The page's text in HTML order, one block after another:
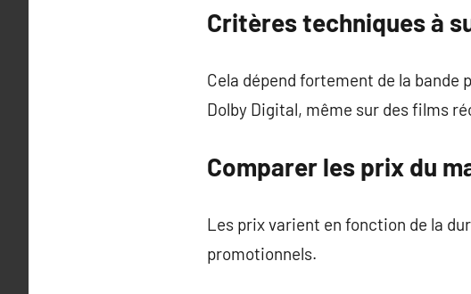
Critères techniques à
Cela dépend fortement de la bande
Dolby Digital, même sur des films
Comparer les prix du
Les prix varient en fonction de la
promotionnels.